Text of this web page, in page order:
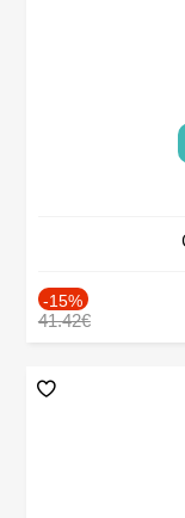
-15%
41.42€